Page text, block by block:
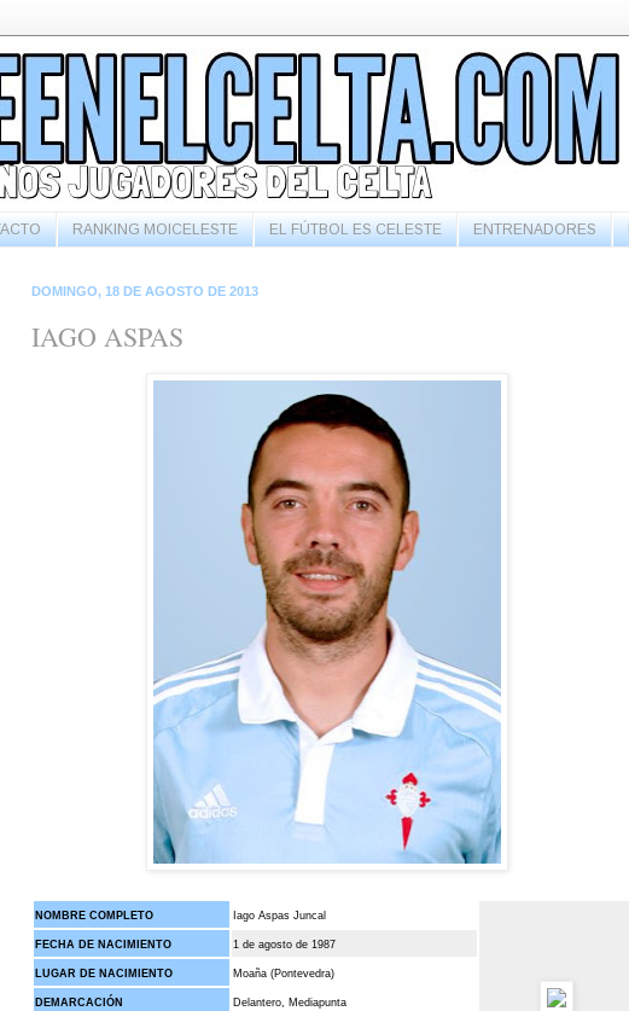
RANKING MOICELESTE EL FÚTBOL ES CELESTE ENTRENADORES
DOMINGO, 18 DE AGOSTO DE 2013
IAGO ASPAS
NOMBRE COMPLETO Iago Aspas Juncal
FECHA DE NACIMIENTO 1 de agosto de 1987
LUGAR DE NACIMIENTO Moaña (Pontevedra)
DEMARCACIÓN Delantero, Mediapunta